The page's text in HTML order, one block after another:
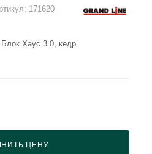
171620
Хаус 3.0, кедр
ЦЕНУ